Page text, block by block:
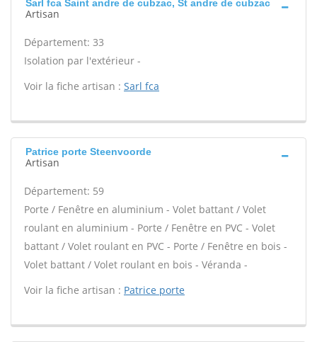
Sarl fca Saint andre de cubzac, St andre de cubzac
Artisan
Département: 33
Isolation par l'extérieur -
Voir la fiche artisan : Sarl fca
Patrice porte Steenvoorde
Artisan
Département: 59
Porte / Fenêtre en aluminium - Volet battant / Volet
roulant en aluminium - Porte / Fenêtre en PVC - Volet
battant / Volet roulant en PVC - Porte / Fenêtre en bois -
Volet battant / Volet roulant en bois - Véranda -
Voir la fiche artisan : Patrice porte